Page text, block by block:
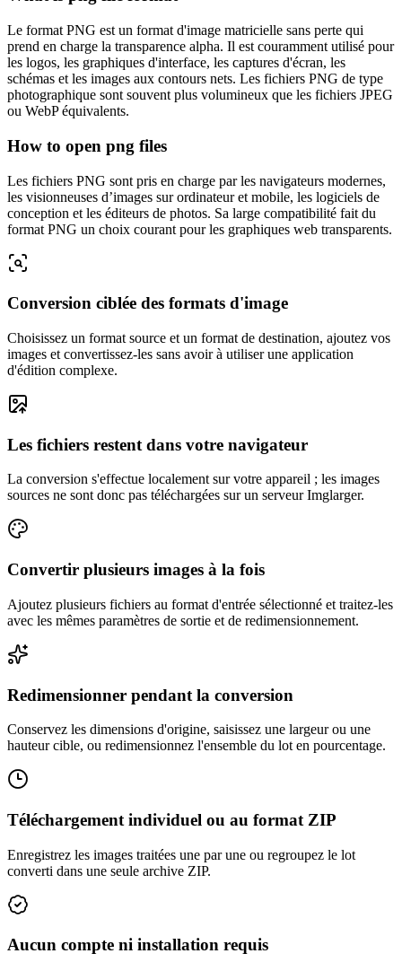
Le format PNG est un format d'image matricielle sans perte qui
prend en charge la transparence alpha. Il est couramment utilisé pour
les logos, les graphiques d'interface, les captures d'écran, les
schémas et les images aux contours nets. Les fichiers PNG de type
photographique sont souvent plus volumineux que les fichiers JPEG
ou WebP équivalents.
How to open png files
Les fichiers PNG sont pris en charge par les navigateurs modernes,
les visionneuses d’images sur ordinateur et mobile, les logiciels de
conception et les éditeurs de photos. Sa large compatibilité fait du
format PNG un choix courant pour les graphiques web transparents.
Conversion ciblée des formats d'image
Choisissez un format source et un format de destination, ajoutez vos
images et convertissez-les sans avoir à utiliser une application
d'édition complexe.
Les fichiers restent dans votre navigateur
La conversion s'effectue localement sur votre appareil ; les images
sources ne sont donc pas téléchargées sur un serveur Imglarger.
Convertir plusieurs images à la fois
Ajoutez plusieurs fichiers au format d'entrée sélectionné et traitez-les
avec les mêmes paramètres de sortie et de redimensionnement.
Redimensionner pendant la conversion
Conservez les dimensions d'origine, saisissez une largeur ou une
hauteur cible, ou redimensionnez l'ensemble du lot en pourcentage.
Téléchargement individuel ou au format ZIP
Enregistrez les images traitées une par une ou regroupez le lot
converti dans une seule archive ZIP.
Aucun compte ni installation requis